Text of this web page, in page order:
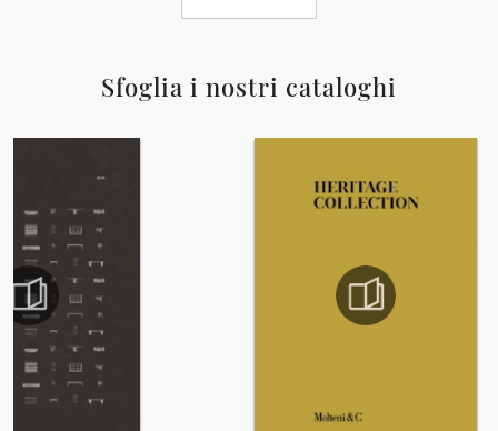
Sfoglia i nostri cataloghi